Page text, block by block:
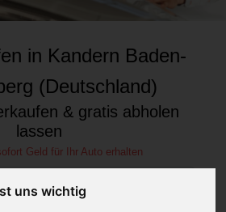
uns wichtig
in Kandern Baden-
(Deutschland)
& gratis abholen
lassen
Geld für Ihr Auto erhalten